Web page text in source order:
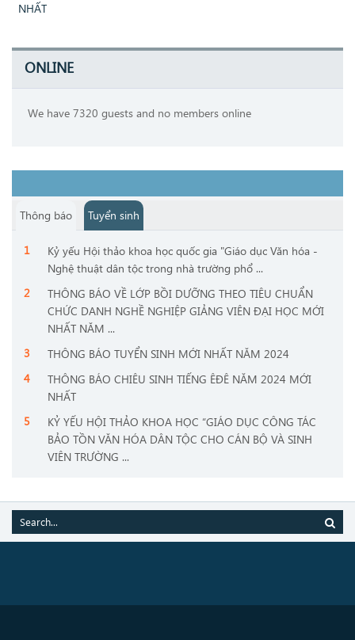
NHẤT
ONLINE
We have 7320 guests and no members online
Thông báo Tuyển sinh
Kỷ yếu Hội thảo khoa học quốc gia "Giáo dục Văn hóa -
Nghệ thuật dân tộc trong nhà trường phổ ...
THÔNG BÁO VỀ LỚP BỒI DƯỠNG THEO TIÊU CHUẨN
CHỨC DANH NGHỀ NGHIỆP GIẢNG VIÊN ĐẠI HỌC MỚI
NHẤT NĂM ...
THÔNG BÁO TUYỂN SINH MỚI NHẤT NĂM 2024
THÔNG BÁO CHIÊU SINH TIẾNG ÊĐÊ NĂM 2024 MỚI
NHẤT
KỶ YẾU HỘI THẢO KHOA HỌC “GIÁO DỤC CÔNG TÁC
BẢO TỒN VĂN HÓA DÂN TỘC CHO CÁN BỘ VÀ SINH
VIÊN TRƯỜNG ...